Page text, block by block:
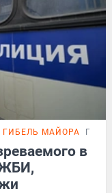
МАЙОРА
в
ЖБИ,